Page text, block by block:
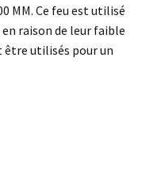
MM. Ce feu est utilisé
raison de leur faible
être utilisés pour un